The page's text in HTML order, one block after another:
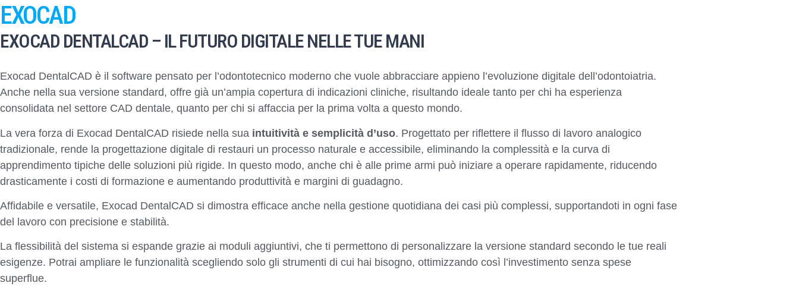
EXOCAD
EXOCAD DENTALCAD – IL FUTURO DIGITALE NELLE TUE MANI
Exocad DentalCAD è il software pensato per l’odontotecnico moderno che vuole abbracciare appieno l’evoluzione digitale dell’odontoiatria.
Anche nella sua versione standard, offre già un’ampia copertura di indicazioni cliniche, risultando ideale tanto per chi ha esperienza
consolidata nel settore CAD dentale, quanto per chi si affaccia per la prima volta a questo mondo.
La vera forza di Exocad DentalCAD risiede nella sua intuitività e semplicità d’uso. Progettato per riflettere il flusso di lavoro analogico
tradizionale, rende la progettazione digitale di restauri un processo naturale e accessibile, eliminando la complessità e la curva di
apprendimento tipiche delle soluzioni più rigide. In questo modo, anche chi è alle prime armi può iniziare a operare rapidamente, riducendo
drasticamente i costi di formazione e aumentando produttività e margini di guadagno.
Affidabile e versatile, Exocad DentalCAD si dimostra efficace anche nella gestione quotidiana dei casi più complessi, supportandoti in ogni fase
del lavoro con precisione e stabilità.
La flessibilità del sistema si espande grazie ai moduli aggiuntivi, che ti permettono di personalizzare la versione standard secondo le tue reali
esigenze. Potrai ampliare le funzionalità scegliendo solo gli strumenti di cui hai bisogno, ottimizzando così l’investimento senza spese
superflue.